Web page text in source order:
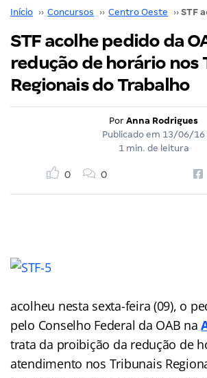
Início ›› Concursos ›› Centro Oeste ››
STF acolhe pedido da
redução de horário nos
Regionais do Trabalho
Por Anna Rodrigues
Publicado em 13/06/16
1 min. de leitura
0 0
acolheu nesta sexta-feira (09), o
pelo Conselho Federal da OAB na
trata da proibição da redução de
atendimento nos Tribunais